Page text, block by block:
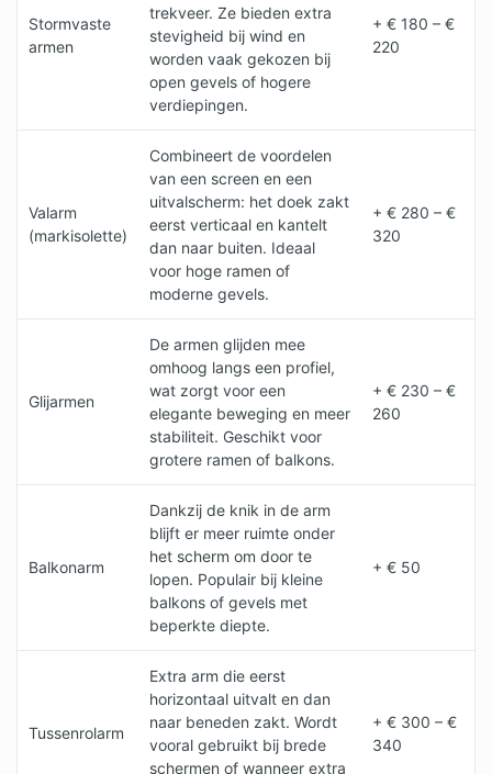
Stormvaste
armen
trekveer. Ze bieden extra
stevigheid bij wind en
worden vaak gekozen bij
open gevels of hogere
verdiepingen.
+ € 180 – €
220
Valarm
(markisolette)
Combineert de voordelen
van een screen en een
uitvalscherm: het doek zakt
eerst verticaal en kantelt
dan naar buiten. Ideaal
voor hoge ramen of
moderne gevels.
+ € 280 – €
320
Glijarmen
De armen glijden mee
omhoog langs een profiel,
wat zorgt voor een
elegante beweging en meer
stabiliteit. Geschikt voor
grotere ramen of balkons.
+ € 230 – €
260
Balkonarm
Dankzij de knik in de arm
blijft er meer ruimte onder
het scherm om door te
lopen. Populair bij kleine
balkons of gevels met
beperkte diepte.
+ € 50
Tussenrolarm
Extra arm die eerst
horizontaal uitvalt en dan
naar beneden zakt. Wordt
vooral gebruikt bij brede
schermen of wanneer extra
+ € 300 – €
340